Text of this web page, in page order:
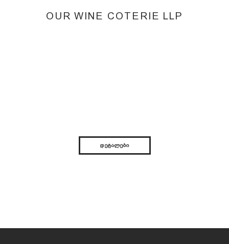
OUR WINE COTERIE LLP
ᲓᲔᲢᲐᲚᲔᲑᲘ